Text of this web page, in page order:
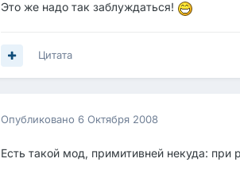
Это же надо так заблуждаться!
Цитата
Опубликовано 6 Октября 2008
Есть такой мод, примитивней некуда: при